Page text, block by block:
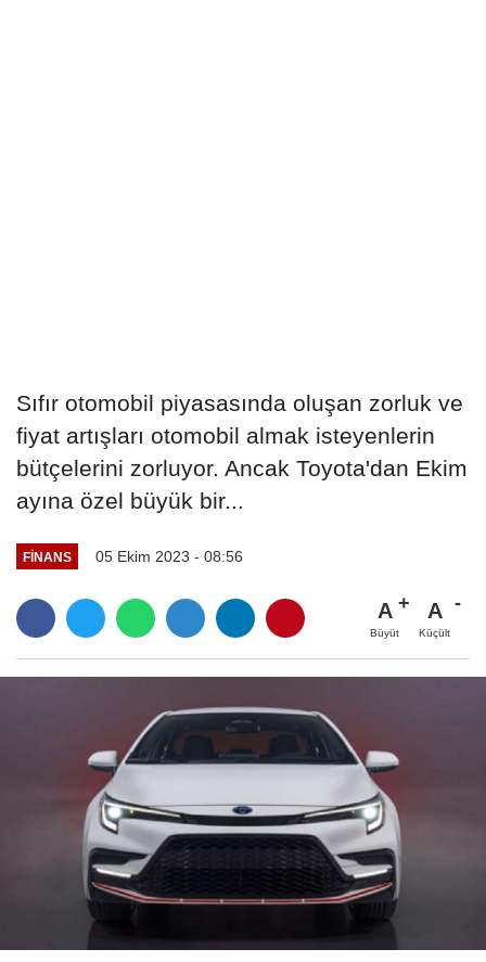
Sıfır otomobil piyasasında oluşan zorluk ve
fiyat artışları otomobil almak isteyenlerin
bütçelerini zorluyor. Ancak Toyota'dan Ekim
ayına özel büyük bir...
FINANS 05 Ekim 2023 - 08:56
A
Büyüt
A
Küçült